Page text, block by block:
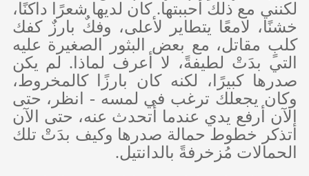
لكنني مع ذلك أحببتها. كان لديها شعرًا داكنًا،
خشنًا، لامعًا يتطاير لأعلى، وفكٌ بارزٌ كفك
كلبٍ مقاتل، مع بعض البثور الصغيرة عليه
التي بدَتْ لطيفةً، لا أعرف لماذا. لم يكن
صدرها كبيرًا، لكنه كان بارزًا كالمخروط،
وكان يجعلك ترغب في لمسه - انظر، حتى
الآن أرفع يدي عندما أتحدث عنه، حتى الآن
أتذكر خطوط حمالة صدرها وكيف بدَتْ تلك
الحمالات مُزخرفةً بالدانتيل.